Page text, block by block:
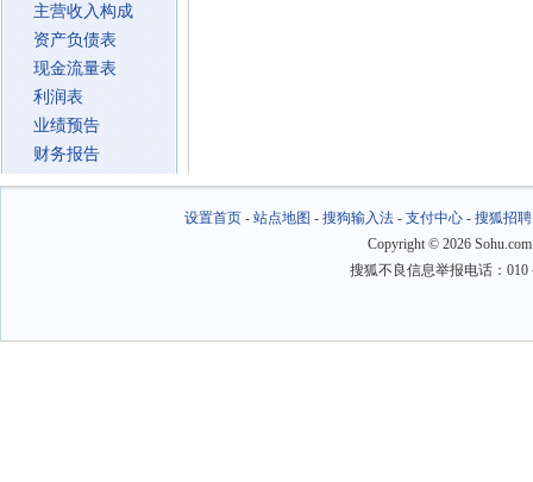
主营收入构成
资产负债表
现金流量表
利润表
业绩预告
财务报告
设置首页- 站点地图 - 搜狗输入法- 支付中心- 搜狐招聘
Copyright © 2026
搜狐不良信息举报电话：010